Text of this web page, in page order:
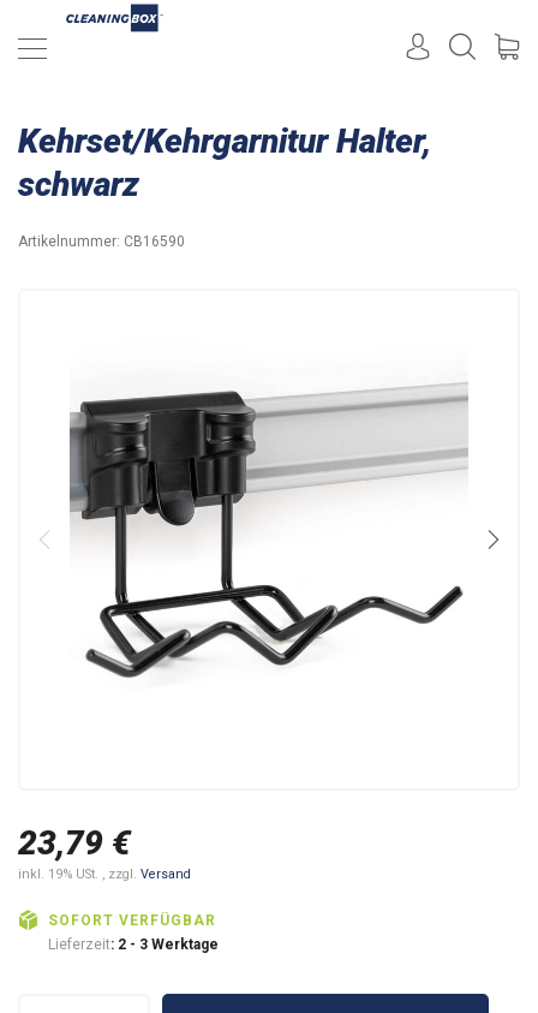
Kehrset/Kehrgarnitur Halter,
schwarz
Artikelnummer: CB16590
23,79 €
inkl. 19% USt. , zzgl. Versand
SOFORT VERFÜGBAR
Lieferzeit: 2 - 3 Werktage